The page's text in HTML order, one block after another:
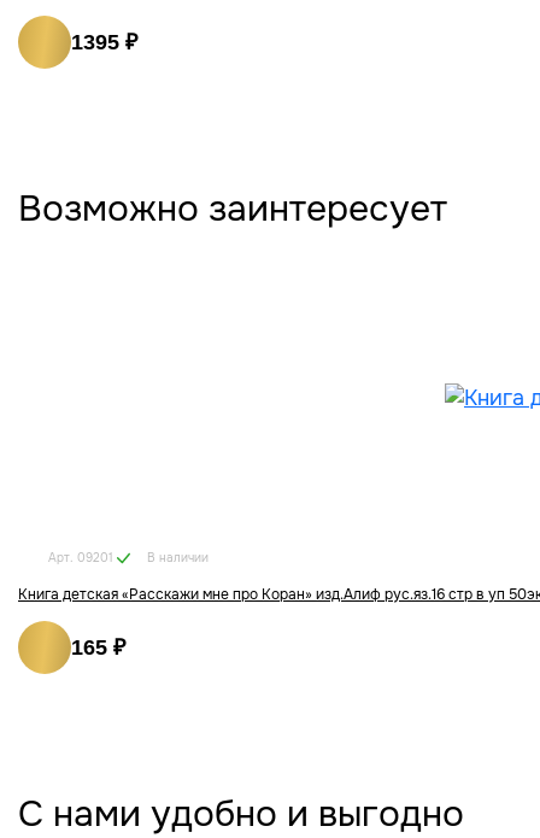
1395 ₽
Возможно заинтересует
Арт. 09201 В наличии
Книга детская «Расскажи мне про Коран» изд.Алиф рус.яз.16 стр в уп
165 ₽
С нами удобно и выгодно